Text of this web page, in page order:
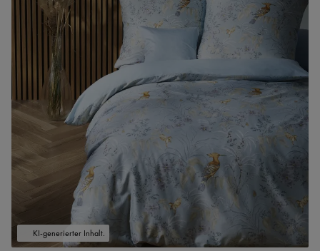
KI-generierter Inhalt.